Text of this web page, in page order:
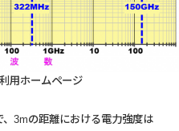
用ホームページ
3mの距離における電力強度は